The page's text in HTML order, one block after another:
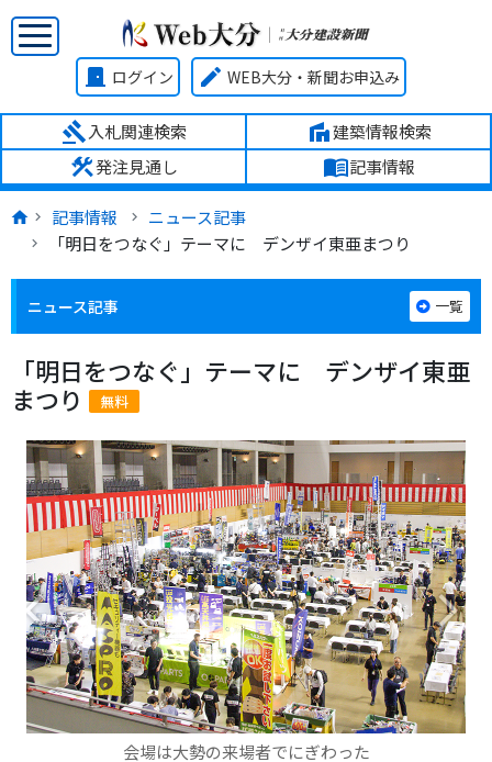
door_front ログイン edit WEB大分・新聞お申込み
gavel入札関連検索 villa建築情報検索
construction発注見通し menu_book記事情報
記事情報
ニュース記事
「明日をつなぐ」テーマに デンザイ東亜まつり
ニュース記事 一覧
「明日をつなぐ」テーマに デンザイ東亜
まつり
無料
会場は大勢の来場者でにぎわった
arrow_back_ios arrow_forward_ios